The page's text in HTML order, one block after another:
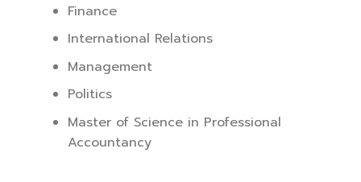
Finance
International Relations
Management
Politics
Master of Science in Professional
Accountancy